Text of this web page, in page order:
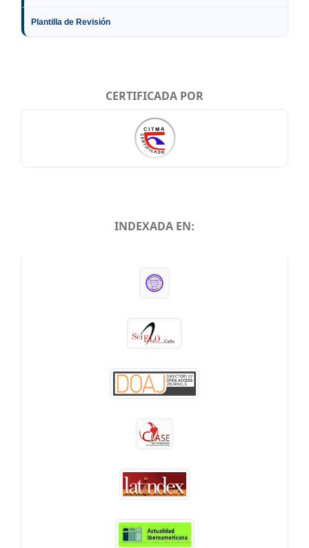
Plantilla de Revisión
CERTIFICADA POR
INDEXADA EN: